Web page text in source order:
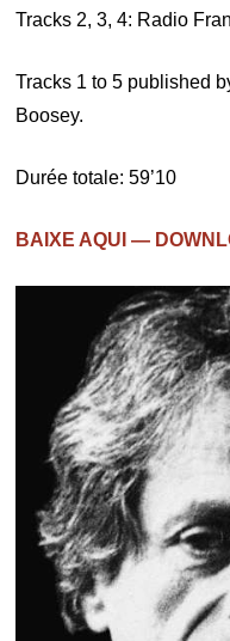
Tracks 2, 3, 4: Radio
Tracks 1 to 5 published
Boosey.
Durée totale: 59’10
BAIXE AQUI —